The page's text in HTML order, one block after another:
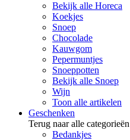
Bekijk alle Horeca
Koekjes
Snoep
Chocolade
Kauwgom
Pepermuntjes
Snoeppotten
Bekijk alle Snoep
Wijn
Toon alle artikelen
Geschenken
Terug naar alle categorieën
Bedankjes